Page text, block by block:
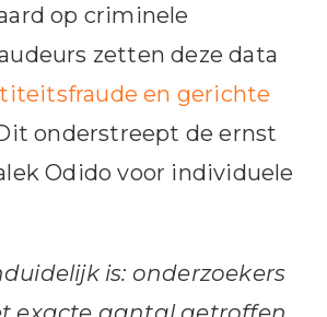
op criminele
zetten deze data
en gerichte
onderstreept de ernst
Odido voor individuele
is: onderzoekers